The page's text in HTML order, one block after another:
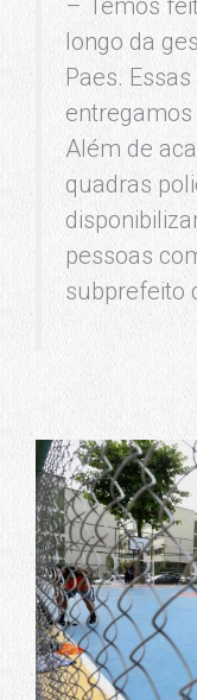
longo da
Paes.
Além de
quadras
pessoas
subprefeito